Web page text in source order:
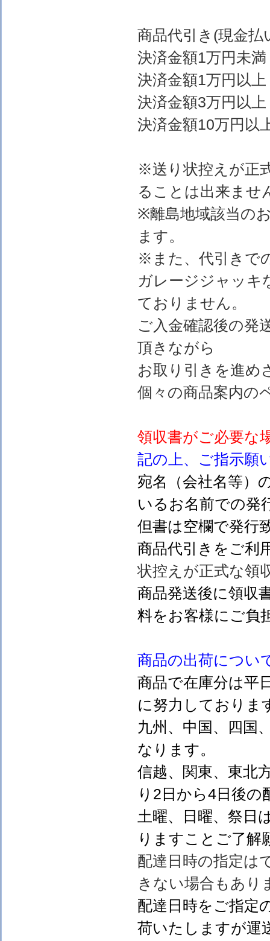
商品代引き(現金
決済金額1万
決済金額1万円以
決済金額3万円以
決済金額10万円以
※送り状控えが正
ることは出来ませ
※離島地域該当の
ます。
※また、代引きで
ガレージジャッキ
ておりません。
ご入金確認後の発
頂きながら
お取り引きを進め
個々の商品案内の
領収書がご必要な
記の上、ご指示願
宛名（会社名等）
いるお名前での発
但書は空欄で発行
商品代引きをご利
状控えが正式な領
商品発送後に領収
料をお客様にご負
商品の出荷につい
商品で在庫分は平
に努力しておりま
九州、中国、四国
なります。
信越、関東、東北
り2日から4日後の
土曜、日曜、祭日
りますことご了解
配達日時の指定は
きない場合もあり
配達日時をご指定
荷いたしますが運